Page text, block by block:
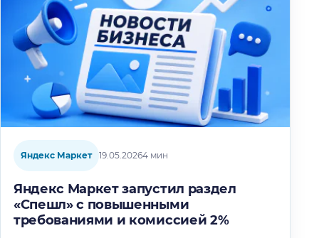
Яндекс Маркет 19.05.20264 мин
Яндекс Маркет запустил раздел
«Спешл» с повышенными
требованиями и комиссией 2%